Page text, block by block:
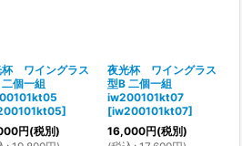
杯 ワイングラス
個一組
]
円(税別)
夜光杯 ワイングラス
型B 二個一組
iw200101kt07
[iw200101kt07]
16,000円(税別)